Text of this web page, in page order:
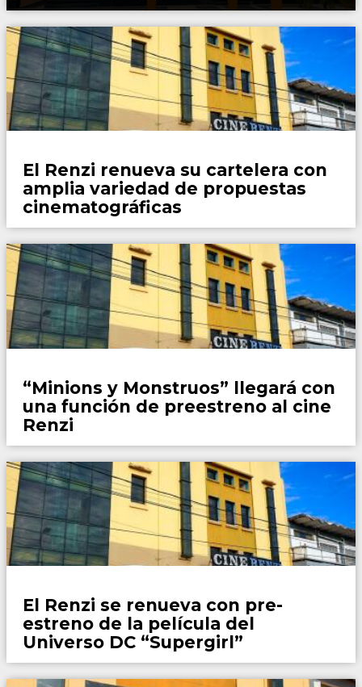
El Renzi renueva su cartelera con
amplia variedad de propuestas
cinematográficas
“Minions y Monstruos” llegará con
una función de preestreno al cine
Renzi
El Renzi se renueva con pre-
estreno de la película del
Universo DC “Supergirl”